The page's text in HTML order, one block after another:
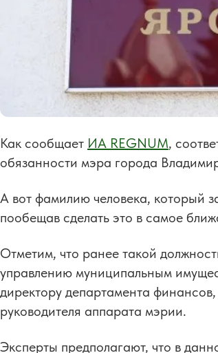
Как сообщает ИА REGNUM,
обязанности мэра города
А вот фамилию человека, который
пообещав сделать это в самое
Отметим, что ранее такой
управлению муниципальным
директору департамента
руководителя аппарата мэрии.
Эксперты предполагают, что в